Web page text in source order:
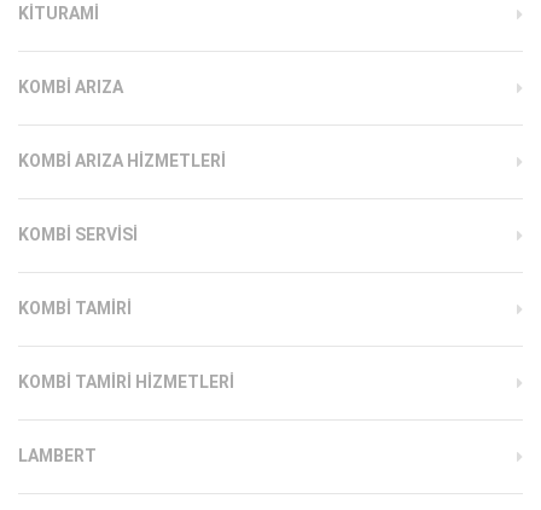
KITURAMI
KOMBI ARIZA
KOMBI ARIZA HIZMETLERI
KOMBI SERVISI
KOMBI TAMIRI
KOMBI TAMIRI HIZMETLERI
LAMBERT